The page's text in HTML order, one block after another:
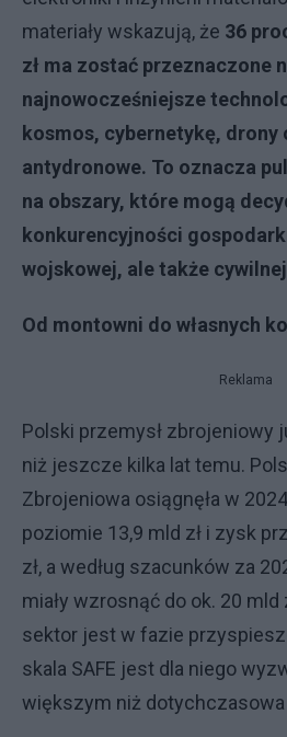
materiały wskazują, że 36
zł ma zostać przeznaczone
najnowocześniejsze
kosmos, cybernetykę, drony
antydronowe. To oznacza
na obszary, które mogą
konkurencyjności
wojskowej, ale także
Od montowni do własnych
Reklama
Polski przemysł zbrojeniowy
niż jeszcze kilka lat temu.
Zbrojeniowa osiągnęła w
poziomie 13,9 mld zł i zysk
zł, a według szacunków za
miały wzrosnąć do ok. 20 mld
sektor jest w fazie
skala SAFE jest dla niego
większym niż dotychczasowa